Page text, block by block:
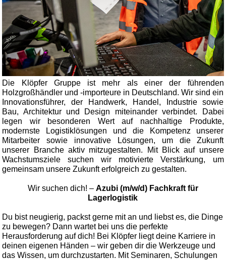
Die Klöpfer Gruppe ist mehr als einer der führenden
Holzgroßhändler und -importeure in Deutschland. Wir sind ein
Innovationsführer, der Handwerk, Handel, Industrie sowie
Bau, Architektur und Design miteinander verbindet. Dabei
legen wir besonderen Wert auf nachhaltige Produkte,
modernste Logistiklösungen und die Kompetenz unserer
Mitarbeiter sowie innovative Lösungen, um die Zukunft
unserer Branche aktiv mitzugestalten. Mit Blick auf unsere
Wachstumsziele suchen wir motivierte Verstärkung, um
gemeinsam unsere Zukunft erfolgreich zu gestalten.
Wir suchen dich! – Azubi (m/w/d) Fachkraft für
Lagerlogistik
Du bist neugierig, packst gerne mit an und liebst es, die Dinge
zu bewegen? Dann wartet bei uns die perfekte
Herausforderung auf dich! Bei Klöpfer liegt deine Karriere in
deinen eigenen Händen – wir geben dir die Werkzeuge und
das Wissen, um durchzustarten. Mit Seminaren, Schulungen